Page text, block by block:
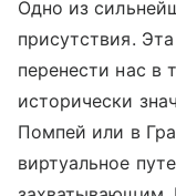
Одно из
присутствия.
перенести нас в
исторически
Помпей или в
виртуальное